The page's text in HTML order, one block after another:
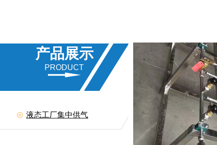
产品展示
PRODUCT
液态工厂集中供气